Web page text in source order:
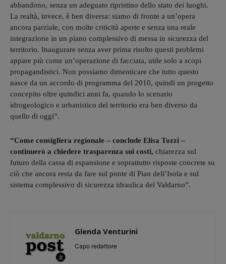
abbandono, senza un adeguato ripristino dello stato dei luoghi.
La realtà, invece, è ben diversa: siamo di fronte a un’opera
ancora parziale, con molte criticità aperte e senza una reale
integrazione in un piano complessivo di messa in sicurezza del
territorio. Inaugurare senza aver prima risolto questi problemi
appare più come un’operazione di facciata, utile solo a scopi
propagandistici. Non possiamo dimenticare che tutto questo
nasce da un accordo di programma del 2010, quindi un progetto
concepito oltre quindici anni fa, quando lo scenario
idrogeologico e urbanistico del territorio era ben diverso da
quello di oggi”.
“Come consigliera regionale – conclude Elisa Tozzi –
continuerò a chiedere trasparenza sui costi, chiarezza sul
futuro della cassa di espansione e soprattutto risposte concrete su
ciò che ancora resta da fare sul ponte di Pian dell’Isola e sul
sistema complessivo di sicurezza idraulica del Valdarno”.
Glenda Venturini
Capo redattore